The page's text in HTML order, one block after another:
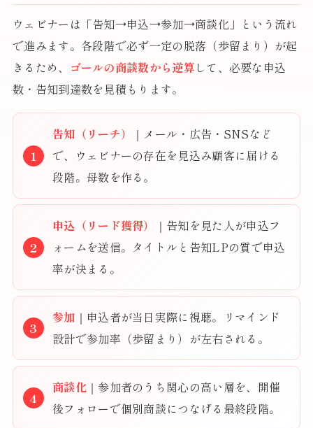
ウェビナーは「告知→申込→参加→商談化」という流れ
で進みます。各段階で必ず一定の脱落（歩留まり）が起
きるため、 ゴールの商談数から逆算して、必要な申込
数・告知到達数を見積もります。
告知（リーチ）
｜メール・広告・SNSなど
で、ウェビナーの存在を見込み顧客に届ける
段階。母数を作る。
申込（リード獲得）
｜告知を見た人が申込フ
ォームを送信。タイトルと告知LPの質で申込
率が決まる。
参加 ｜申込者が当日実際に視聴。リマインド
設計で参加率（歩留まり）が左右される。
商談化｜参加者のうち関心の高い層を、開催
後フォローで個別商談につなげる最終段階。